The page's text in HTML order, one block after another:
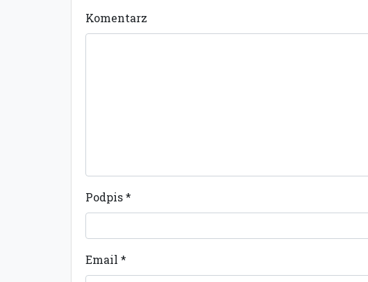
Komentarz
Podpis*
Email *